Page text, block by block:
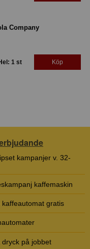
Company
1 st Köp
kampanjer v. 32-
kaffemaskin
kaffeautomat gratis
dryck på jobbet